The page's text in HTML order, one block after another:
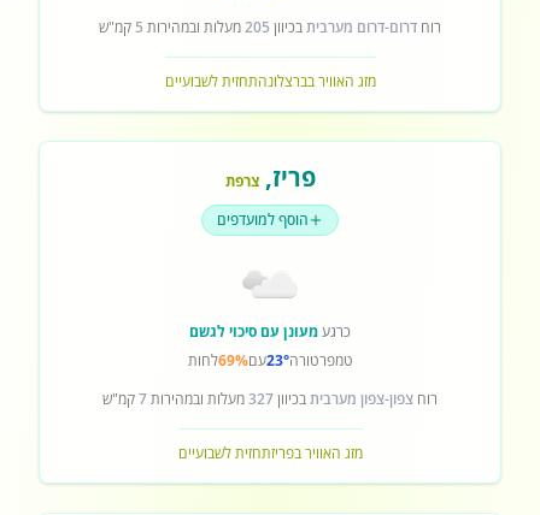
רוח דרום-דרום מערביתבכיוון 205מעלות ובמהירות 5 קמ"ש
מזג האוויר בברצלונהתחזית לשבועיים
פריז,צרפת
הוסף למועדפים
כרגעמעונן עם סיכוי לגשם
טמפרטורה23°עם69%לחות
רוח צפון-צפון מערביתבכיוון327מעלות ובמהירות7קמ"ש
מזג האוויר בפריזתחזית לשבועיים